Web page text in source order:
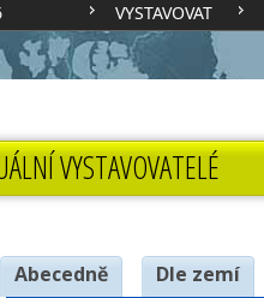
VYSTAVOVAT
VYSTAVOVATELÉ
Abecedně Dle zemí